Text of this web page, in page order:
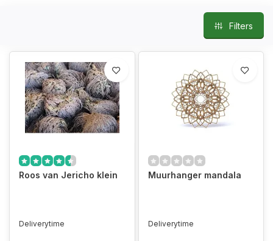
Filters
Roos van Jericho klein
Deliverytime
Muurhanger mandala
Deliverytime